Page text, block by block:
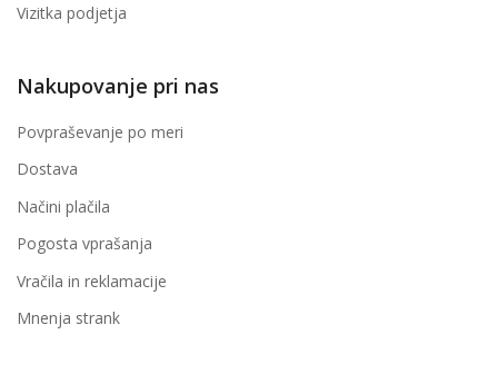
Vizitka podjetja
Nakupovanje pri nas
Povpraševanje po meri
Dostava
Načini plačila
Pogosta vprašanja
Vračila in reklamacije
Mnenja strank